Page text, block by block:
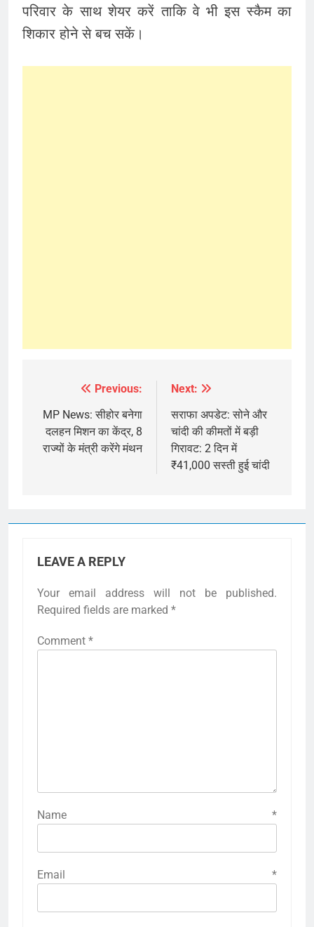
परिवार के साथ शेयर करें ताकि वे भी इस स्कैम का
शिकार होने से बच सकें।
navigation
Previous:
MP News: सीहोर बनेगा
दलहन मिशन का केंद्र, 8
राज्यों के मंत्री करेंगे मंथन
Next:
सराफा अपडेट: सोने और
चांदी की कीमतों में बड़ी
गिरावट: 2 दिन में
₹41,000 सस्ती हुई चांदी
LEAVE A REPLY
Your email address will not be published.
Required fields are marked *
Comment *
Name *
Email *